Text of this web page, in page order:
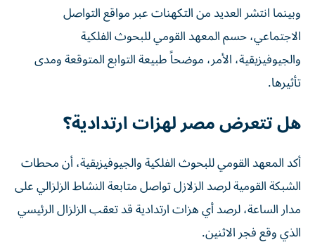
وبينما انتشر العديد من التكهنات عبر مواقع التواصل
الاجتماعي، حسم المعهد القومي للبحوث الفلكية
والجيوفيزيقية، الأمر، موضحاً طبيعة التوابع المتوقعة ومدى
تأثيرها.
هل تتعرض مصر لهزات ارتدادية؟
أكد المعهد القومي للبحوث الفلكية والجيوفيزيقية، أن محطات
الشبكة القومية لرصد الزلازل تواصل متابعة النشاط الزلزالي على
مدار الساعة، لرصد أي هزات ارتدادية قد تعقب الزلزال الرئيسي
الذي وقع فجر الاثنين.